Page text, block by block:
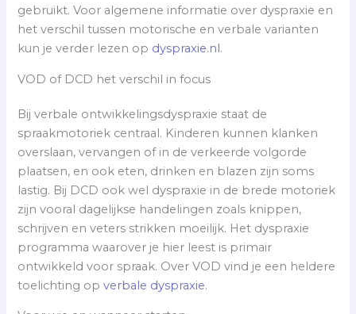
gebruikt. Voor algemene informatie over dyspraxie en
het verschil tussen motorische en verbale varianten
kun je verder lezen op dyspraxie.nl.
VOD of DCD het verschil in focus
Bij verbale ontwikkelingsdyspraxie staat de
spraakmotoriek centraal. Kinderen kunnen klanken
overslaan, vervangen of in de verkeerde volgorde
plaatsen, en ook eten, drinken en blazen zijn soms
lastig. Bij DCD ook wel dyspraxie in de brede motoriek
zijn vooral dagelijkse handelingen zoals knippen,
schrijven en veters strikken moeilijk. Het dyspraxie
programma waarover je hier leest is primair
ontwikkeld voor spraak. Over VOD vind je een heldere
toelichting opverbale dyspraxie.